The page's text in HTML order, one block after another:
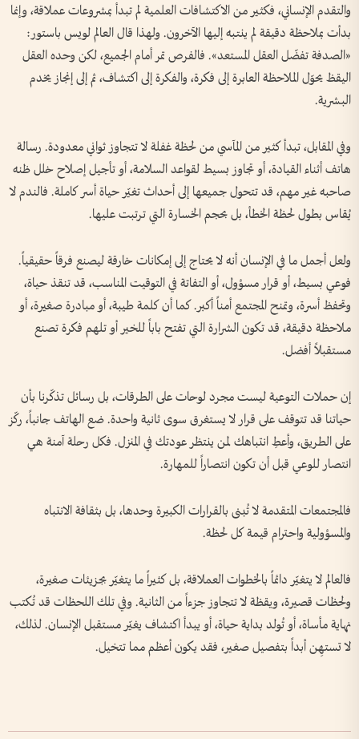
والتقدم الإنساني، فكثير من الاكتشافات العلمية لم تبدأ بمشروعات عملاقة، وإنما
بدأت بملاحظة دقيقة لم ينتبه إليها الآخرون. ولهذا قال العالم لويس باستور:
«الصدفة تفضّل العقل المستعد». فالفرص تمر أمام الجميع، لكن وحده العقل
اليقظ يحوّل الملاحظة العابرة إلى فكرة، والفكرة إلى اكتشاف، ثم إلى إنجاز يخدم
البشرية.
وفي المقابل، تبدأ كثير من المآسي من لحظة غفلة لا تتجاوز ثواني معدودة. رسالة
هاتف أثناء القيادة، أو تجاوز بسيط لقواعد السلامة، أو تأجيل إصلاح خلل ظنه
صاحبه غير مهم، قد تتحول جميعها إلى أحداث تغيّر حياة أسر كاملة. فالندم لا
يُقاس بطول لحظة الخطأ، بل بحجم الخسارة التي ترتبت عليها.
ولعل أجمل ما في الإنسان أنه لا يحتاج إلى إمكانات خارقة ليصنع فرقاً حقيقياً.
فوعي بسيط، أو قرار مسؤول، أو التفاتة في التوقيت المناسب، قد تنقذ حياة،
وتحفظ أسرة، وتمنح المجتمع أمناً أكبر. كما أن كلمة طيبة، أو مبادرة صغيرة، أو
ملاحظة دقيقة، قد تكون الشرارة التي تفتح باباً للخير أو تلهم فكرة تصنع
مستقبلاً أفضل.
إن حملات التوعية ليست مجرد لوحات على الطرقات، بل رسائل تذكّرنا بأن
حياتنا قد تتوقف على قرار لا يستغرق سوى ثانية واحدة. ضع الهاتف جانباً، ركّز
على الطريق، وأعطِ انتباهك لمن ينتظر عودتك في المنزل. فكل رحلة آمنة هي
انتصار للوعي قبل أن تكون انتصاراً للمهارة.
فالمجتمعات المتقدمة لا تُبنى بالقرارات الكبيرة وحدها، بل بثقافة الانتباه
والمسؤولية واحترام قيمة كل لحظة.
فالعالم لا يتغيّر دائماً بالخطوات العملاقة، بل كثيراً ما يتغيّر بجزيئات صغيرة،
ولحظات قصيرة، ويقظة لا تتجاوز جزءاً من الثانية. وفي تلك اللحظات قد تُكتب
نهاية مأساة، أو تُولد بداية حياة، أو يبدأ اكتشاف يغيّر مستقبل الإنسان. لذلك،
لا تستهِن أبداً بتفصيل صغير، فقد يكون أعظم مما تتخيل.